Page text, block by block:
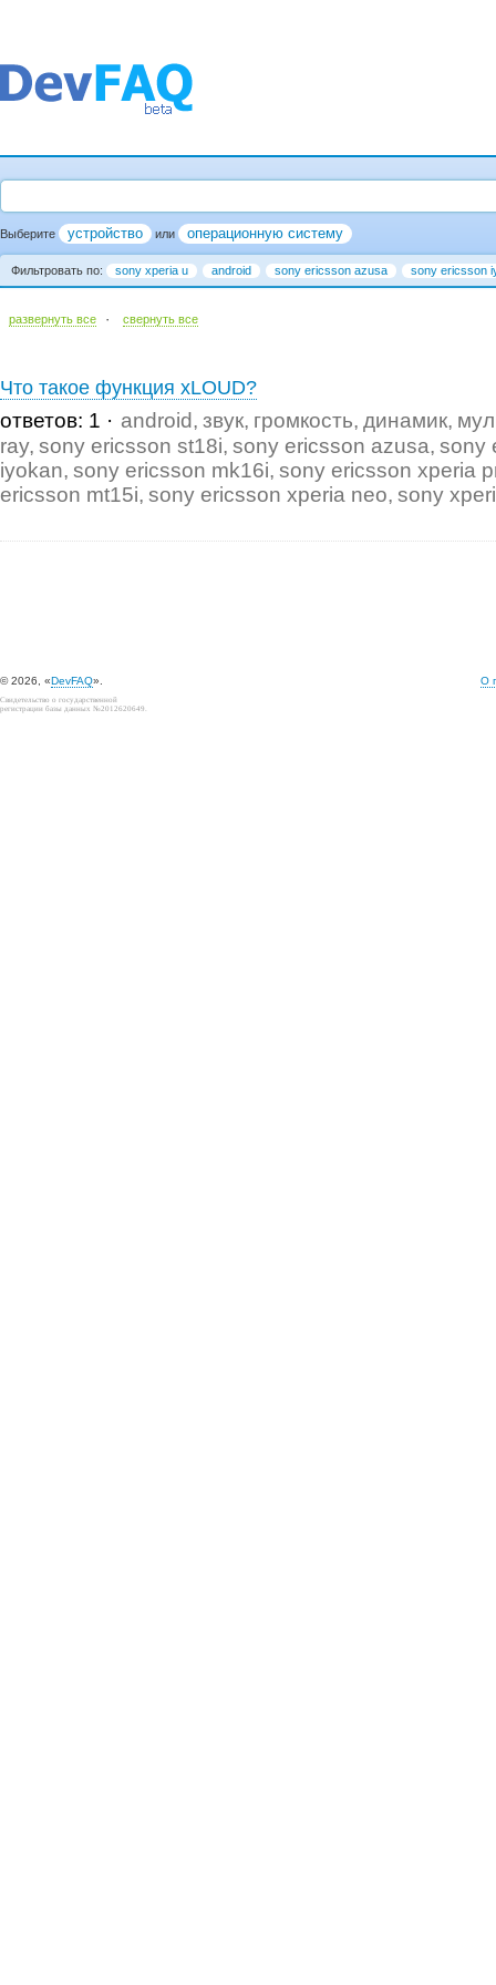
Выберите устройство или операционную систему
Фильтровать по: sony xperia u android sony ericsson azusa sony ericsson
развернуть все · cвернуть все
Что такое функция xLOUD?
ответов: 1 android звук громкость динамик
ray sony ericsson st18i sony ericsson azusa sony
iyokan sony ericsson mk16i sony ericsson xperia
ericsson mt15i sony ericsson xperia neo sony
© 2026, «DevFAQ». О
Свидетельство о государственной
регистрации базы данных №2012620649.